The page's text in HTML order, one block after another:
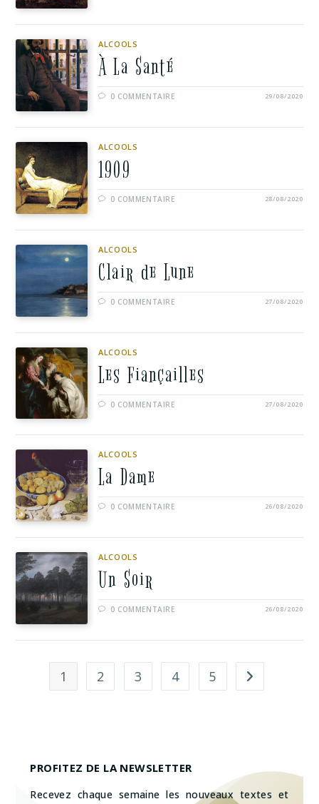
ALCOOLS
À La Santé
0 COMMENTAIRE 29/08/2020
ALCOOLS
1909
0 COMMENTAIRE 28/08/2020
ALCOOLS
Clair de Lune
0 COMMENTAIRE 27/08/2020
ALCOOLS
Les Fiançailles
0 COMMENTAIRE 27/08/2020
ALCOOLS
La Dame
0 COMMENTAIRE 26/08/2020
ALCOOLS
Un Soir
0 COMMENTAIRE 26/08/2020
1 2 3 4 5
PROFITEZ DE LA NEWSLETTER
Recevez chaque semaine les nouveaux textes et